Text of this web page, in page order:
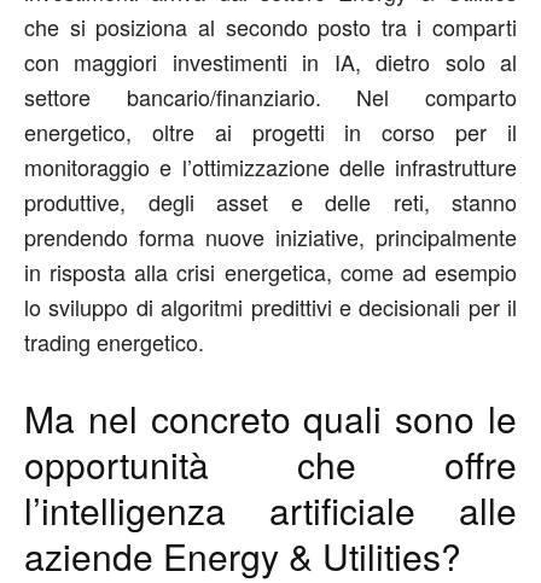
che si posiziona al secondo posto tra i comparti
con maggiori investimenti in IA, dietro solo al
settore bancario/finanziario. Nel comparto
energetico, oltre ai progetti in corso per il
monitoraggio e l’ottimizzazione delle infrastrutture
produttive, degli asset e delle reti, stanno
prendendo forma nuove iniziative, principalmente
in risposta alla crisi energetica, come ad esempio
lo sviluppo di algoritmi predittivi e decisionali per il
trading energetico.
Ma nel concreto quali sono le
opportunità che offre
l’intelligenza artificiale alle
aziende Energy & Utilities?